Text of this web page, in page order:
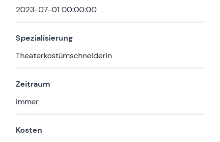
2023-07-01 00:00:00
Spezialisierung
Theaterkostümschneiderin
Zeitraum
immer
Kosten